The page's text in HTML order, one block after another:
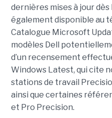
dernières mises à jour
également disponible au
Catalogue Microsoft
modèles Dell
d’un recensement
Windows Latest, qui cite
stations de travail
ainsi que certaines
et Pro Precision.